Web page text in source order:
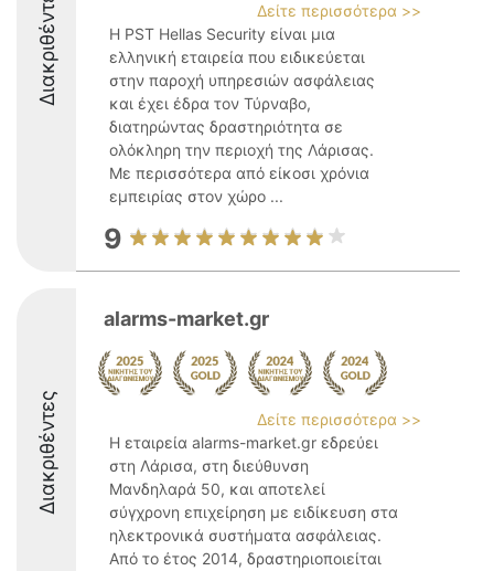
Διακριθέντες
Δείτε περισσότερα >>
Η PST Hellas Security είναι μια
ελληνική εταιρεία που ειδικεύεται
στην παροχή υπηρεσιών ασφάλειας
και έχει έδρα τον Τύρναβο,
διατηρώντας δραστηριότητα σε
ολόκληρη την περιοχή της Λάρισας.
Με περισσότερα από είκοσι χρόνια
εμπειρίας στον χώρο ...
9
Διακριθέντες
alarms-market.gr
Δείτε περισσότερα >>
Η εταιρεία alarms-market.gr εδρεύει
στη Λάρισα, στη διεύθυνση
Μανδηλαρά 50, και αποτελεί
σύγχρονη επιχείρηση με ειδίκευση στα
ηλεκτρονικά συστήματα ασφάλειας.
Από το έτος 2014, δραστηριοποιείται